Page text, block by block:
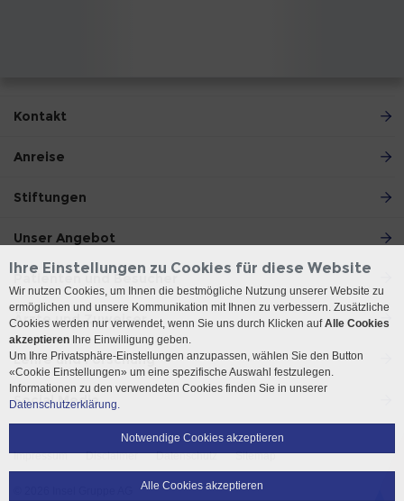
Kontakt
Anreise
Stiftungen
Unser Angebot
Patienten und Besucher
Ärzte und Zuweiser
Lehre und Forschung
Social Media
Impressum Disclaimer Datenschutz Sitemap
Ihre Einstellungen zu Cookies für diese Website
Wir nutzen Cookies, um Ihnen die bestmögliche Nutzung unserer Website zu
ermöglichen und unsere Kommunikation mit Ihnen zu verbessern. Zusätzliche
Cookies werden nur verwendet, wenn Sie uns durch Klicken aufAlle Cookies
akzeptieren Ihre Einwilligung geben.
Um Ihre Privatsphäre-Einstellungen anzupassen, wählen Sie den Button
«Cookie Einstellungen» um eine spezifische Auswahl festzulegen.
Informationen zu den verwendeten Cookies finden Sie in unserer
Datenschutzerklärung.
Notwendige Cookies akzeptieren
Alle Cookies akzeptieren